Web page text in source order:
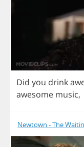
Did you drink
awesome music,
Newtown - The